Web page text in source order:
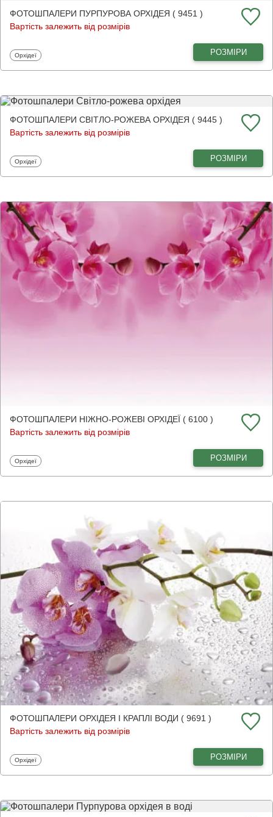
ФОТОШПАЛЕРИ ПУРПУРОВА ОРХІДЕЯ ( 9451 )
Вартість залежить від розмірів
Фотошпалери
Орхідеї РОЗМІРИ
ФОТОШПАЛЕРИ СВІТЛО-РОЖЕВА ОРХІДЕЯ ( 9445 )
Вартість залежить від розмірів
Фотошпалери
Орхідеї РОЗМІРИ
ФОТОШПАЛЕРИ НІЖНО-РОЖЕВІ ОРХІДЕЇ ( 6100 )
Вартість залежить від розмірів
Фотошпалери
Орхідеї РОЗМІРИ
ФОТОШПАЛЕРИ ОРХІДЕЯ І КРАПЛІ ВОДИ ( 9691 )
Вартість залежить від розмірів
Фотошпалери
Орхідеї РОЗМІРИ